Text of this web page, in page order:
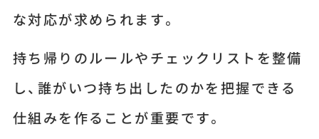
な対応が求められます。
持ち帰りのルールやチェックリストを整備
し、誰がいつ持ち出したのかを把握できる
仕組みを作ることが重要です。